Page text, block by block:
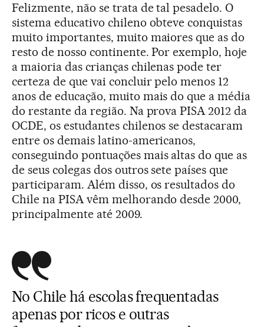
Felizmente, não se trata de tal pesadelo. O
sistema educativo chileno obteve conquistas
muito importantes, muito maiores que as do
resto de nosso continente. Por exemplo, hoje
a maioria das crianças chilenas pode ter
certeza de que vai concluir pelo menos 12
anos de educação, muito mais do que a média
do restante da região. Na prova PISA 2012 da
OCDE, os estudantes chilenos se destacaram
entre os demais latino-americanos,
conseguindo pontuações mais altas do que as
de seus colegas dos outros sete países que
participaram. Além disso, os resultados do
Chile na PISA vêm melhorando desde 2000,
principalmente até 2009.
No Chile há escolas frequentadas
apenas por ricos e outras